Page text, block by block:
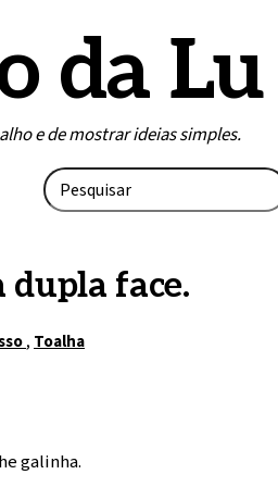
da Lu
e de mostrar ideias simples.
dupla face.
, Toalha
galinha.